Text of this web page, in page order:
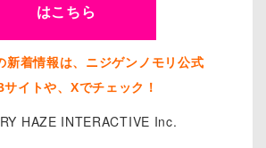
はこちら
新着情報は、ニジゲンノモリ公式
サイトや、Xでチェック！
HAZE INTERACTIVE Inc.